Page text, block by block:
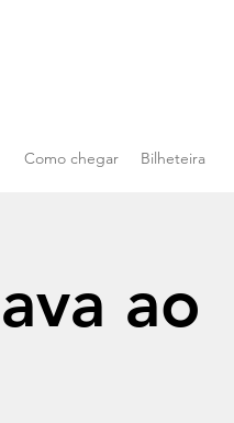
Como chegar Bilheteira
ao